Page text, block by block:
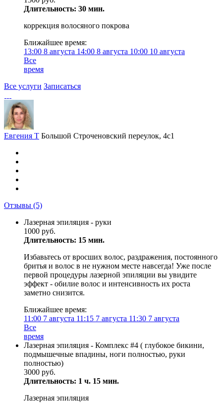
Длительность: 30 мин.
коррекция волосяного покрова
Ближайшее время:
13:00 8 августа 14:00 8 августа 10:00 10 августа
Все
время
Все услуги Записаться
Евгения Т Большой Строченовский переулок, 4с1
Отзывы (5)
Лазерная эпиляция - руки
1000 руб.
Длительность: 15 мин.
Избавьтесь от вросших волос, раздражения, постоянного
бритья и волос в не нужном месте навсегда! Уже после
первой процедуры лазерной эпиляции вы увидите
эффект - обилие волос и интенсивность их роста
заметно снизится.
Ближайшее время:
11:00 7 августа 11:15 7 августа 11:30 7 августа
Все
время
Лазерная эпиляция - Комплекс #4 ( глубокое бикини,
подмышечные впадины, ноги полностью, руки
полностью)
3000 руб.
Длительность: 1 ч. 15 мин.
Лазерная эпиляция